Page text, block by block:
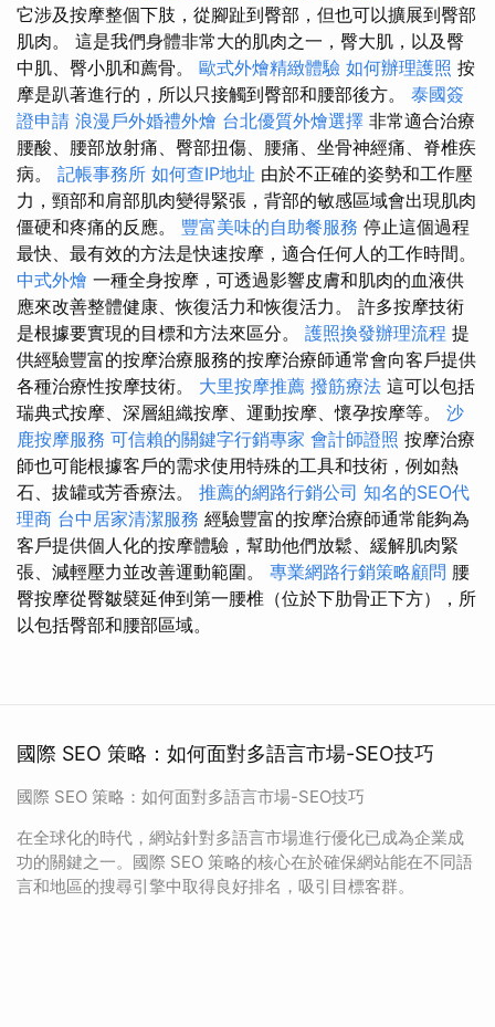
它涉及按摩整個下肢，從腳趾到臀部，但也可以擴展到臀部
肌肉。 這是我們身體非常大的肌肉之一，臀大肌，以及臀
中肌、臀小肌和薦骨。 歐式外燴精緻體驗 如何辦理護照 按
摩是趴著進行的，所以只接觸到臀部和腰部後方。 泰國簽
證申請 浪漫戶外婚禮外燴 台北優質外燴選擇 非常適合治療
腰酸、腰部放射痛、臀部扭傷、腰痛、坐骨神經痛、脊椎疾
病。 記帳事務所 如何查IP地址 由於不正確的姿勢和工作壓
力，頸部和肩部肌肉變得緊張，背部的敏感區域會出現肌肉
僵硬和疼痛的反應。 豐富美味的自助餐服務 停止這個過程
最快、最有效的方法是快速按摩，適合任何人的工作時間。
中式外燴 一種全身按摩，可透過影響皮膚和肌肉的血液供
應來改善整體健康、恢復活力和恢復活力。 許多按摩技術
是根據要實現的目標和方法來區分。 護照換發辦理流程 提
供經驗豐富的按摩治療服務的按摩治療師通常會向客戶提供
各種治療性按摩技術。 大里按摩推薦 撥筋療法 這可以包括
瑞典式按摩、深層組織按摩、運動按摩、懷孕按摩等。 沙
鹿按摩服務 可信賴的關鍵字行銷專家 會計師證照 按摩治療
師也可能根據客戶的需求使用特殊的工具和技術，例如熱
石、拔罐或芳香療法。 推薦的網路行銷公司 知名的SEO代
理商 台中居家清潔服務 經驗豐富的按摩治療師通常能夠為
客戶提供個人化的按摩體驗，幫助他們放鬆、緩解肌肉緊
張、減輕壓力並改善運動範圍。 專業網路行銷策略顧問 腰
臀按摩從臀皺襞延伸到第一腰椎（位於下肋骨正下方），所
以包括臀部和腰部區域。
國際 SEO 策略：如何面對多語言市場-SEO技巧
國際 SEO 策略：如何面對多語言市場-SEO技巧
在全球化的時代，網站針對多語言市場進行優化已成為企業成
功的關鍵之一。國際 SEO 策略的核心在於確保網站能在不同語
言和地區的搜尋引擎中取得良好排名，吸引目標客群。